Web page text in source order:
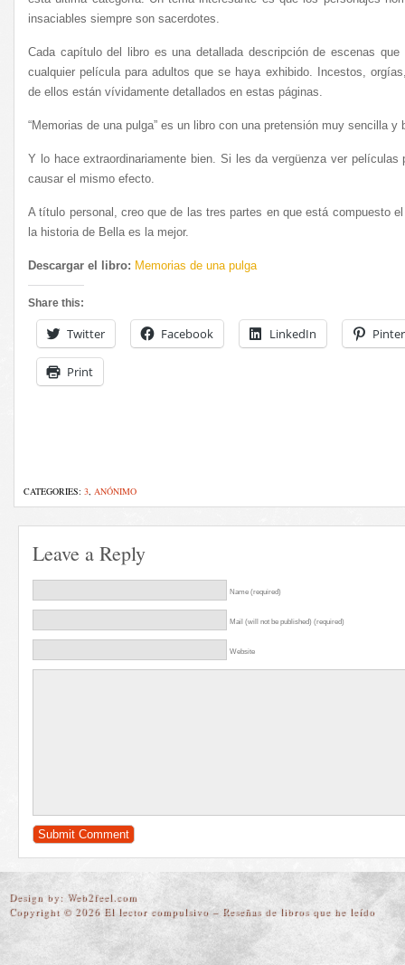
insaciables siempre son sacerdotes.
Cada capítulo del libro es una detallada descripción de escenas
cualquier película para adultos que se haya exhibido. Incestos,
de ellos están vívidamente detallados en estas páginas.
“Memorias de una pulga” es un libro con una pretensión muy sencilla
Y lo hace extraordinariamente bien. Si les da vergüenza ver
causar el mismo efecto.
A título personal, creo que de las tres partes en que está compuesto
la historia de Bella es la mejor.
Descargar el libro: Memorias de una pulga
Share this:
Twitter Facebook LinkedIn
Print
CATEGORIES: 3, ANÓNIMO
Leave a Reply
Name (required)
Mail (will not be published) (required)
Website
Design by: Web2feel.com
Copyright © 2026 El lector compulsivo – Reseñas de libros que he leído